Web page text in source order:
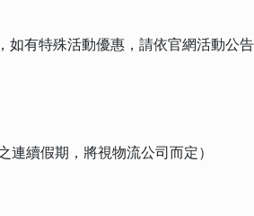
如有特殊活動優惠，請依官網活動公
續假期，將視物流公司而定）